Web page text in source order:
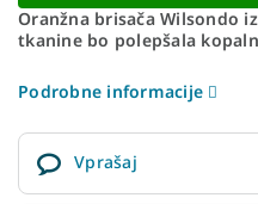
Oranžna brisača Wilsondo
tkanine bo polepšala
Podrobne informacije
Vprašaj